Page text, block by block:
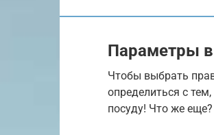
Параметры
Чтобы выбрать
определиться с
посуду! Что же